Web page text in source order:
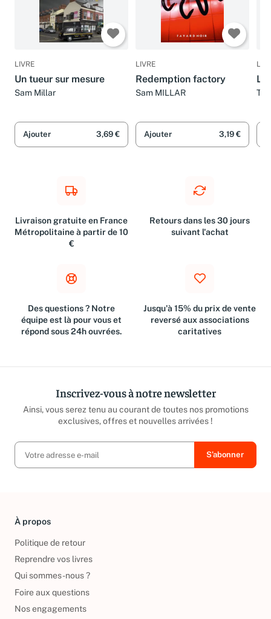
LIVRE
Un tueur sur mesure
Sam Millar
Ajouter 3,69 €
LIVRE
Redemption factory
Sam MILLAR
Ajouter 3,19 €
Livraison gratuite en France
Métropolitaine à partir de 10
€
Retours dans les 30 jours
suivant l'achat
Des questions ? Notre
équipe est là pour vous et
répond sous 24h ouvrées.
Jusqu'à 15% du prix de vente
reversé aux associations
caritatives
Inscrivez-vous à notre newsletter
Ainsi, vous serez tenu au courant de toutes nos promotions
exclusives, offres et nouvelles arrivées !
À propos
Politique de retour
Reprendre vos livres
Qui sommes-nous ?
Foire aux questions
Nos engagements